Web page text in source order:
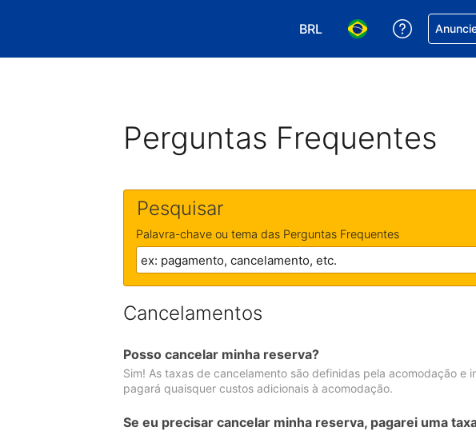
BRL
Escolha sua moeda.
Escolha seu
Receber
Perguntas Frequentes
Pesquisar
Palavra-chave ou tema das Perguntas Frequentes
Cancelamentos
Posso cancelar minha reserva?
Sim! As taxas de cancelamento são definidas pela acomodação e
pagará quaisquer custos adicionais à acomodação.
Se eu precisar cancelar minha reserva, pagarei uma